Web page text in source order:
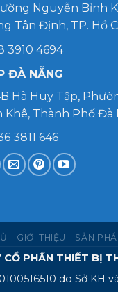
Nguyễn Bỉnh
Tân Định, TP. Hồ
3910 4694
ĐÀ NẴNG
Hà Huy Tập,
Khê, Thành Phố Đà
3811 646
GIỚI THIỆU SẢN
CỔ PHẦN THIẾT BỊ
do Sở KH